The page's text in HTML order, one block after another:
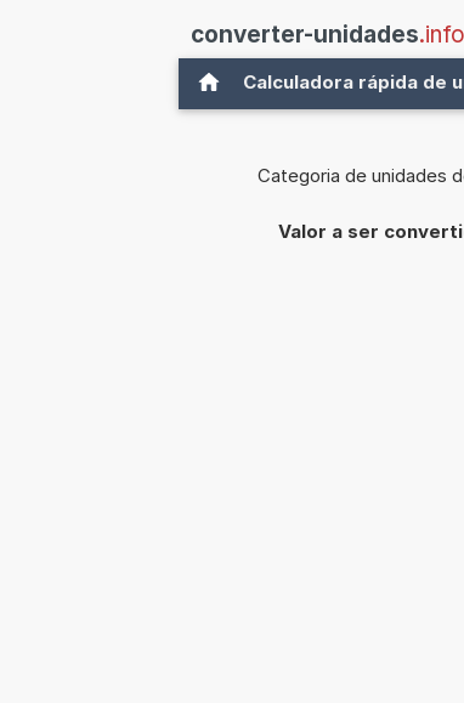
converter-unidades.info
Calculadora rápida de
Categoria de unidades
Valor a ser